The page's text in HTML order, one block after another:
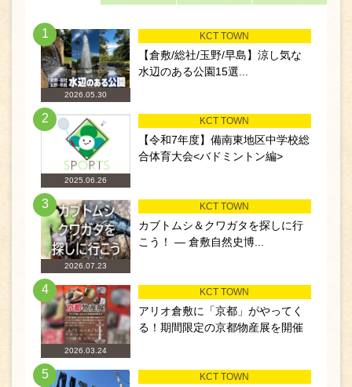
1
2026.05.30
KCT TOWN
【倉敷/総社/玉野/早島】涼し気な
水辺のある公園15選...
2
2025.06.26
KCT TOWN
【令和7年度】備南東地区中学校総
合体育大会<バドミントン編>
3
2026.07.23
KCT TOWN
カブトムシ＆クワガタを探しに行
こう！ ― 倉敷自然史博...
4
2026.03.24
KCT TOWN
アリオ倉敷に「京都」がやってく
る！期間限定の京都物産展を開催
5 KCT TOWN